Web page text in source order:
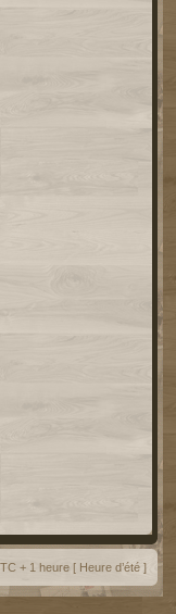
+ 1 heure [ Heure d’été ]